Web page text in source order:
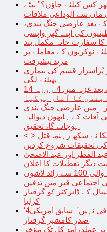
کس کیلئے جاؤں؟” بیٹے
ماں سے الوداعی ملاقات
کے بعد عارضی جنگ بندی،
کی اپنے گھر واپسی
کا سفارت خانہ مکمل بند
نوکریوں کے معاملے پر
مزید پیشرفت
اور پُراسرار قسم کی بیماری
پھیلنے لگی
14 ہزار فلسطینیوں کی شہادت کے بعد غزہ میں 4 روزہ
بندی کا آغاز ہوگیا
میں عارضی جنگ بندی
قدرتی آفات کے ہاتھوں دیوالیہ
ہوجائے گا، تحقیق
< > مودی کیلیے نئی پریشانی؛ امریکا نے سکھ رہنما قتل
تحقیقات شروع کردیں
امارات: 2024 میں عید الفطر اور عید الاضحیٰ
دیگر تعطیلات کا اعلان
غزہ کے الشفاء اسپتال سے ملنے والی 100 سے زائد لاشوں
اجتماعی قبر میں تدفین
کے ڈائرکٹر کو گرفتار
کرلیا
‘4ہزار فلسطینی بچوں کا قتل کافی نہیں’: سابق امریکی
صدر کامشیر گرفتار
عملدرآمد کل تک مؤخر